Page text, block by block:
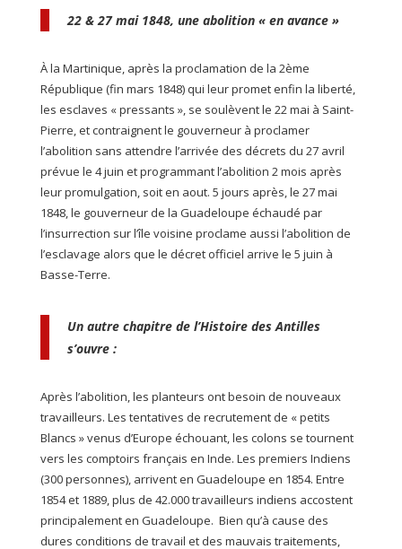
22 & 27 mai 1848, une abolition « en avance »
À la Martinique, après la proclamation de la 2ème
République (fin mars 1848) qui leur promet enfin la liberté,
les esclaves « pressants », se soulèvent le 22 mai à Saint-
Pierre, et contraignent le gouverneur à proclamer
l’abolition sans attendre l’arrivée des décrets du 27 avril
prévue le 4 juin et programmant l’abolition 2 mois après
leur promulgation, soit en aout. 5 jours après, le 27 mai
1848, le gouverneur de la Guadeloupe échaudé par
l’insurrection sur l’île voisine proclame aussi l’abolition de
l’esclavage alors que le décret officiel arrive le 5 juin à
Basse-Terre.
Un autre chapitre de l’Histoire des Antilles
s’ouvre :
Après l’abolition, les planteurs ont besoin de nouveaux
travailleurs. Les tentatives de recrutement de « petits
Blancs » venus d’Europe échouant, les colons se tournent
vers les comptoirs français en Inde. Les premiers Indiens
(300 personnes), arrivent en Guadeloupe en 1854. Entre
1854 et 1889, plus de 42.000 travailleurs indiens accostent
principalement en Guadeloupe. Bien qu’à cause des
dures conditions de travail et des mauvais traitements,